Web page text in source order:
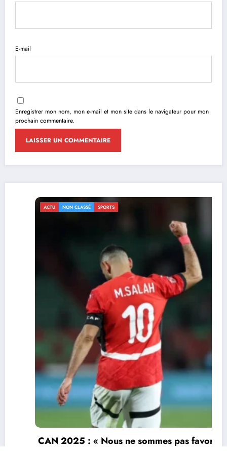
E-mail
Enregistrer mon nom, mon e-mail et mon site dans le navigateur pour mon
prochain commentaire.
NON CLASSÉ SPORTS
CAN 2025 : « Nous ne sommes pas favoris »